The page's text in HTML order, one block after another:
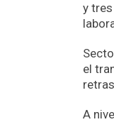
y
el
A